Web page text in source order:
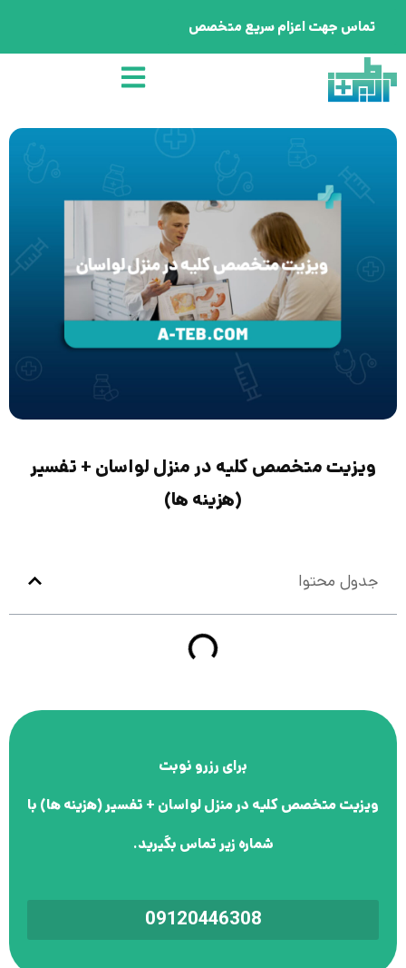
تماس جهت اعزام سریع متخصص
ویزیت متخصص کلیه در منزل لواسان + تفسیر
(هزینه ها)
جدول محتوا
برای رزرو نوبت
ویزیت متخصص کلیه در منزل لواسان + تفسیر (هزینه ها)با
شماره زیر تماس بگیرید.
09120446308